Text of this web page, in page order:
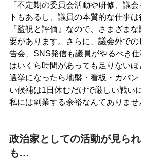
「不定期の委員会活動や研修、議
トもあるし、議員の本質的な仕事
『監視と評価』なので、さまざま
要があります。さらに、議会外での
告会、SNS発信も議員がやるべき
はいくら時間があっても足りないほ
選挙になったら地盤・看板・カバ
い候補は1日休むだけで厳しい戦い
私には副業する余裕なんてありませ
政治家としての活動が見ら
も…